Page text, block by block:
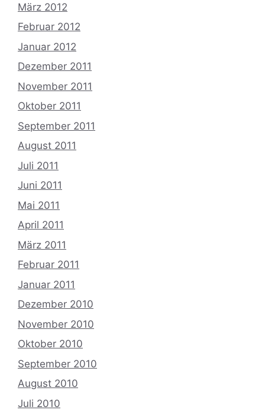
März 2012
Februar 2012
Januar 2012
Dezember 2011
November 2011
Oktober 2011
September 2011
August 2011
Juli 2011
Juni 2011
Mai 2011
April 2011
März 2011
Februar 2011
Januar 2011
Dezember 2010
November 2010
Oktober 2010
September 2010
August 2010
Juli 2010